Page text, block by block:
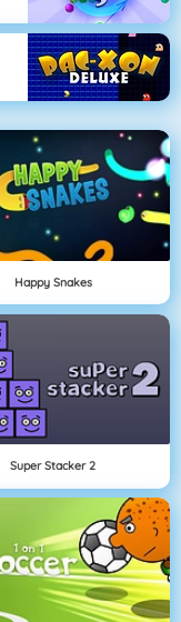
Happy Snakes
Super Stacker 2